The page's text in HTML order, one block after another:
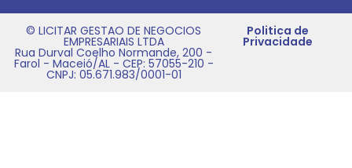
© LICITAR GESTAO DE NEGOCIOS
EMPRESARIAIS LTDA
Rua Durval Coelho Normande, 200 -
Farol - Maceió/AL - CEP: 57055-210 -
CNPJ: 05.671.983/0001-01
Politica de
Privacidade